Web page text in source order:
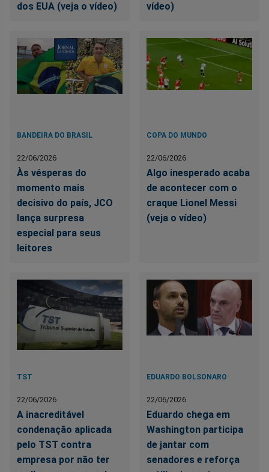
dos EUA (veja o vídeo)
vídeo)
BANDEIRA DO BRASIL
22/06/2026
Às vésperas do
momento mais
decisivo do país, JCO
lança surpresa
especial para seus
leitores
COPA DO MUNDO
22/06/2026
Algo inesperado acaba
de acontecer com o
craque Lionel Messi
(veja o vídeo)
TST
22/06/2026
A inacreditável
condenação aplicada
pelo TST contra
empresa por não ter
EDUARDO BOLSONARO
22/06/2026
Eduardo chega em
Washington participa
de jantar com
senadores e reforça